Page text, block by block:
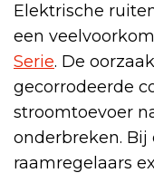
Elektrische
een
Serie. De
gecorrodeerde
stroomtoevoer
onderbreken. Bij
raamregelaars